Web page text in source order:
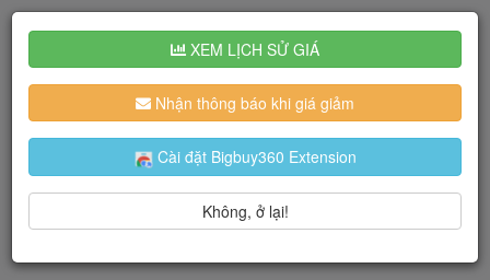
XEM LỊCH SỬ GIÁ
Nhận thông báo khi giá giảm
Cài đặt Bigbuy360 Extension
Không, ở lại!